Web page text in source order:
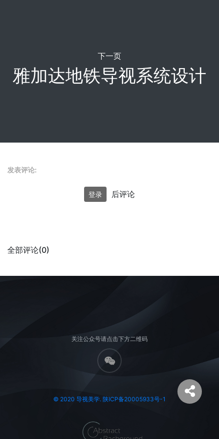
下一页
雅加达地铁导视系统设计
发表评论:
登录 后评论
全部评论(0)
关注公众号请点击下方二维码
© 2020 导视美学. 陕ICP备20005933号-1